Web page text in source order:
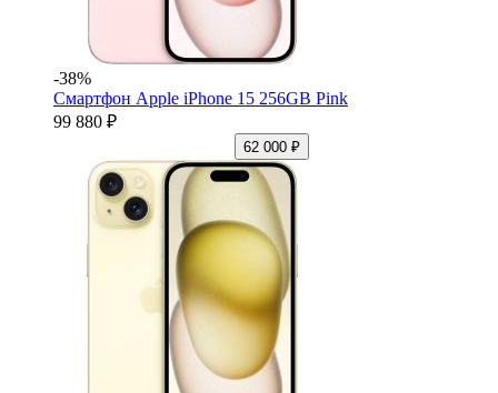
-38%
Смартфон Apple iPhone 15 256GB Pink
99 880 ₽
62 000 ₽